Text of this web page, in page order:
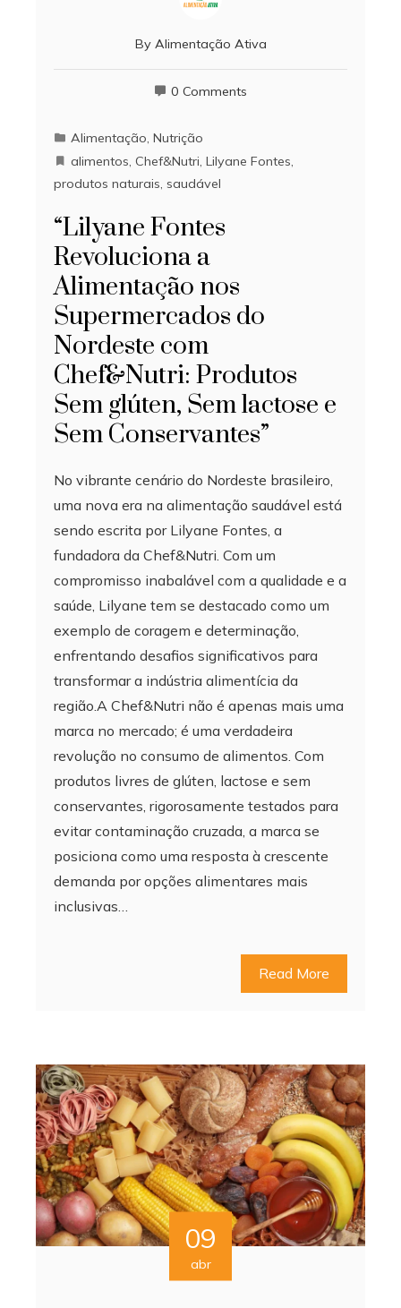
By Alimentação Ativa
0 Comments
Alimentação, Nutrição
alimentos, Chef&Nutri, Lilyane Fontes,
produtos naturais, saudável
“Lilyane Fontes
Revoluciona a
Alimentação nos
Supermercados do
Nordeste com
Chef&Nutri: Produtos
Sem glúten, Sem lactose e
Sem Conservantes”
No vibrante cenário do Nordeste brasileiro,
uma nova era na alimentação saudável está
sendo escrita por Lilyane Fontes, a
fundadora da Chef&Nutri. Com um
compromisso inabalável com a qualidade e a
saúde, Lilyane tem se destacado como um
exemplo de coragem e determinação,
enfrentando desafios significativos para
transformar a indústria alimentícia da
região.A Chef&Nutri não é apenas mais uma
marca no mercado; é uma verdadeira
revolução no consumo de alimentos. Com
produtos livres de glúten, lactose e sem
conservantes, rigorosamente testados para
evitar contaminação cruzada, a marca se
posiciona como uma resposta à crescente
demanda por opções alimentares mais
inclusivas…
Read More
09
abr